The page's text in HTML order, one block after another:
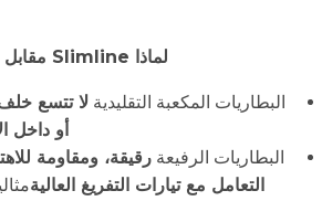
لماذا Slimline مقابل LiFePO₄ التقليدي:
البطاريات المكعبة التقليدية لا تتسع خلف
أو داخل
البطاريات الرفيعة رقيقة، ومقاومة
التعامل مع تيارات التفريغ العالية